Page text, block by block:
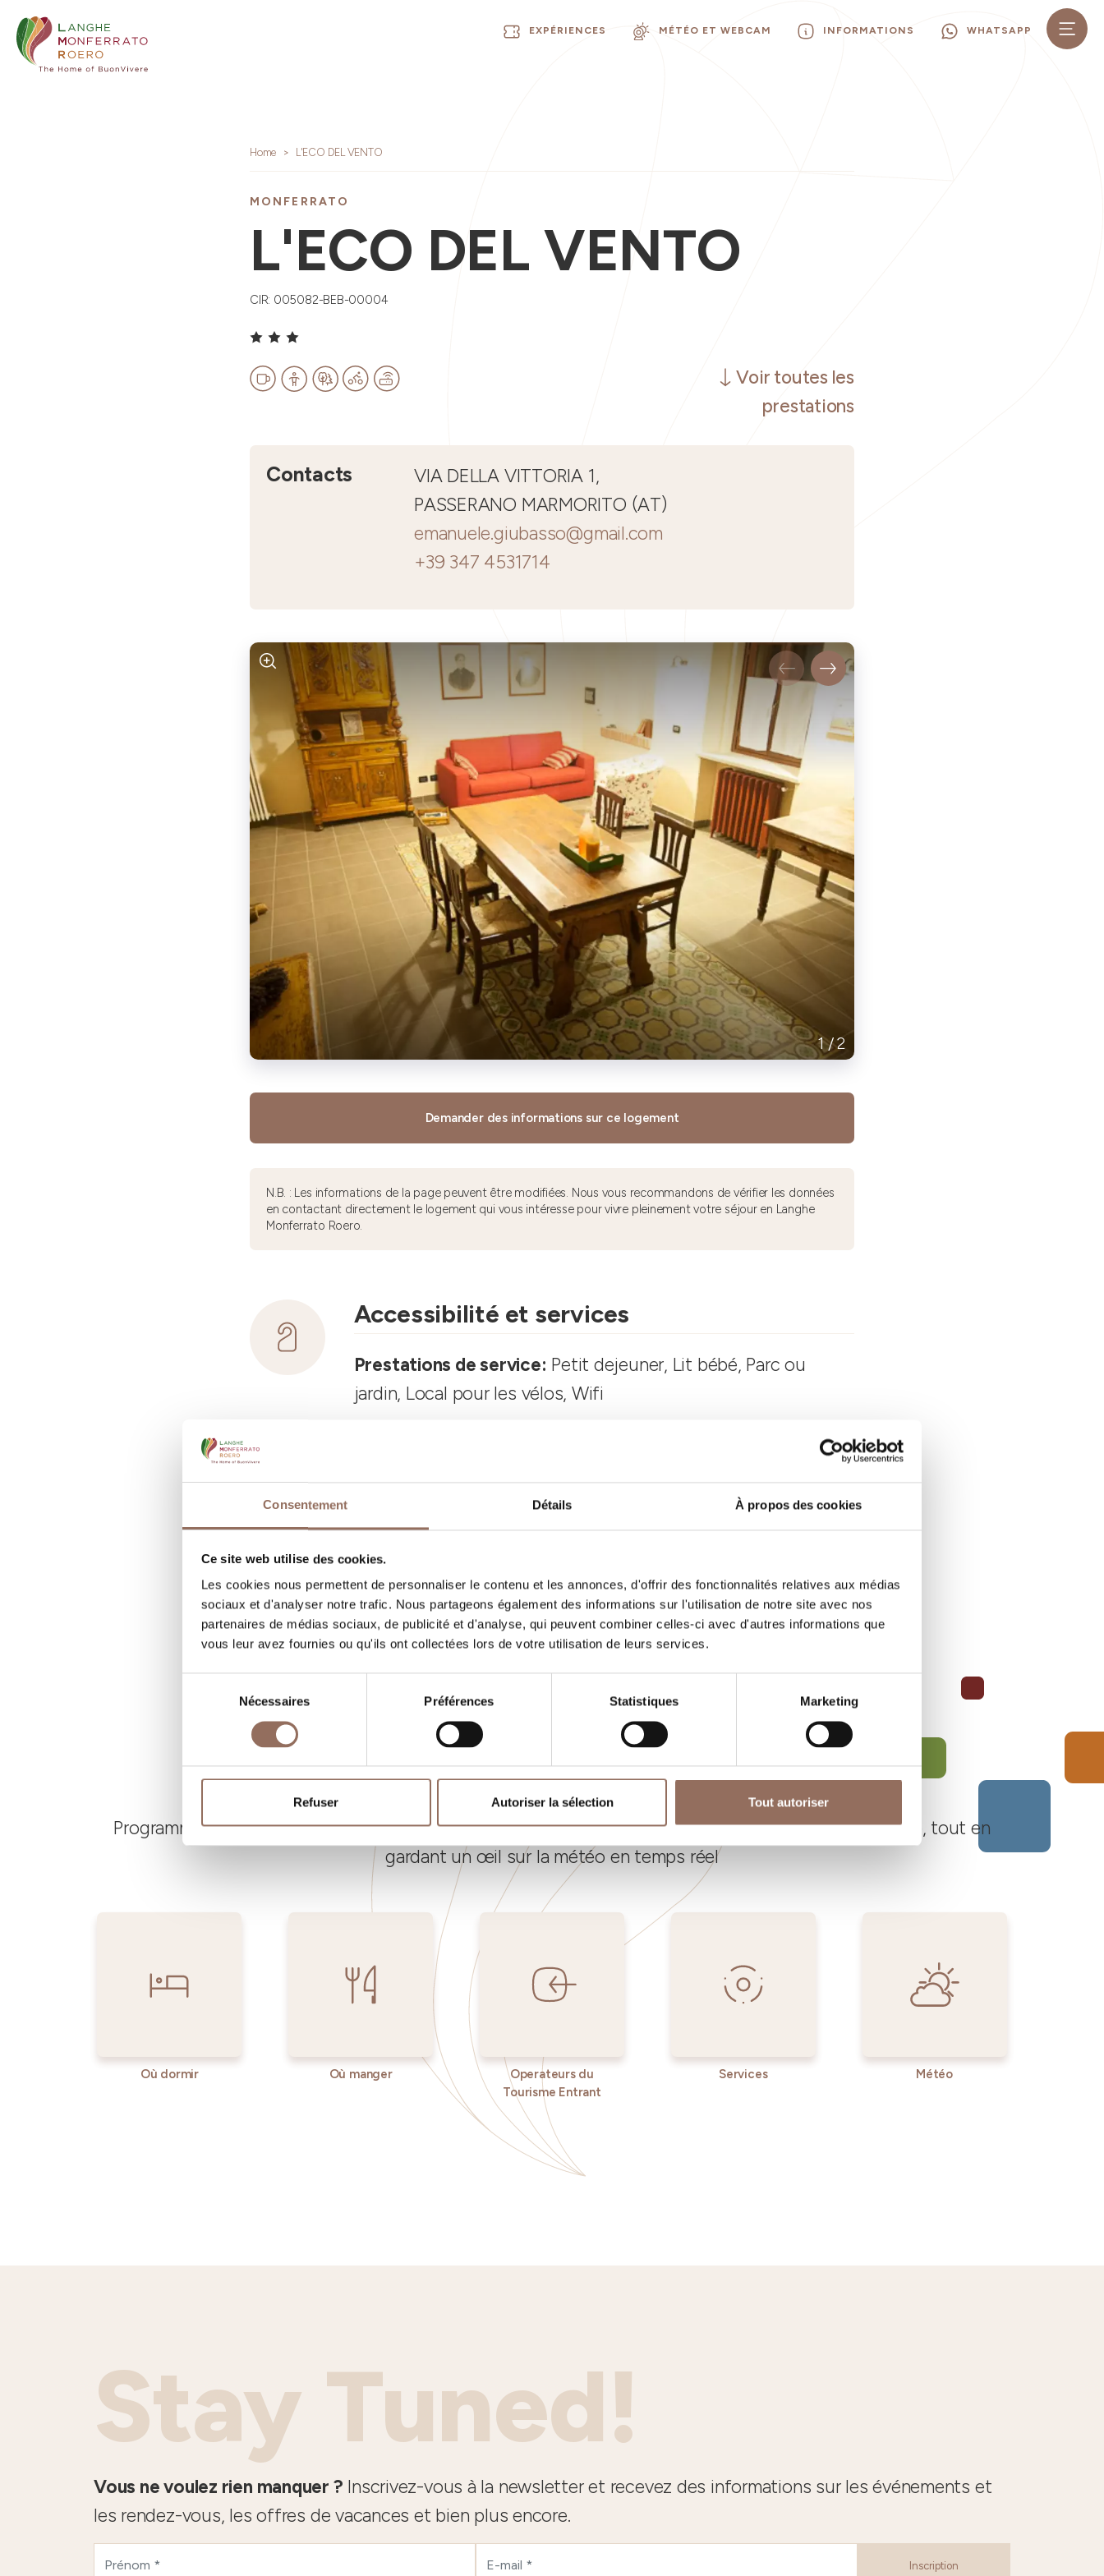
Consentement Détails À propos des cookies
Ce site web utilise des cookies.
Les cookies nous permettent de personnaliser le contenu et les annonces, d'offrir des fonctionnalités relatives aux médias
sociaux et d'analyser notre trafic. Nous partageons également des informations sur l'utilisation de notre site avec nos
partenaires de médias sociaux, de publicité et d'analyse, qui peuvent combiner celles-ci avec d'autres informations que
vous leur avez fournies ou qu'ils ont collectées lors de votre utilisation de leurs services.
consentement
Nécessaires Préférences Statistiques Marketing
Refuser Autoriser la sélection Tout autoriser
EXPÉRIENCES MÉTÉO ET WEBCAM INFORMATIONS WHATSAPP
Home L'ECO DEL VENTO
MONFERRATO
L'ECO DEL VENTO
CIR: 005082-BEB-00004
Voir toutes les
prestations
Contacts
VIA DELLA VITTORIA 1,
PASSERANO MARMORITO (AT)
emanuele.giubasso@gmail.com
+39 347 4531714
1/2
Demander des informations sur ce logement
N.B. : Les informations de la page peuvent être modifiées. Nous vous recommandons de vérifier les données
en contactant directement le logement qui vous intéresse pour vivre pleinement votre séjour en Langhe
Monferrato Roero.
Accessibilité et services
Prestations de service: Petit dejeuner, Lit bébé, Parc ou
jardin, Local pour les vélos, Wifi
Nombre de salles de bains:2
Beds number:
Vos vacances
Programmez où dormir, où manger, quoi faire et visiter dans chaque coin de Langhe Monferrato Roero, tout en
gardant un œil sur la météo en temps réel
Où dormir Où manger
Operateurs du
Tourisme Entrant
Services Météo
Stay Tuned!
Vous ne voulez rien manquer ? Inscrivez-vous à la newsletter et recevez des informations sur les événements et
les rendez-vous, les offres de vacances et bien plus encore.
Inscription